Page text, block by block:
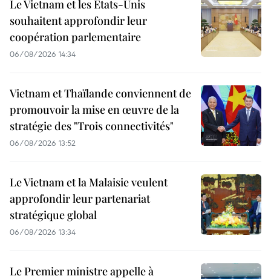
Le Vietnam et les États-Unis
souhaitent approfondir leur
coopération parlementaire
06/08/2026 14:34
Vietnam et Thaïlande conviennent de
promouvoir la mise en œuvre de la
stratégie des "Trois connectivités"
06/08/2026 13:52
Le Vietnam et la Malaisie veulent
approfondir leur partenariat
stratégique global
06/08/2026 13:34
Le Premier ministre appelle à